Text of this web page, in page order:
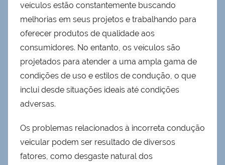
veículos estão constantemente buscando
melhorias em seus projetos e trabalhando para
oferecer produtos de qualidade aos
consumidores. No entanto, os veículos são
projetados para atender a uma ampla gama de
condições de uso e estilos de condução, o que
inclui desde situações ideais até condições
adversas.
Os problemas relacionados à incorreta condução
veicular podem ser resultado de diversos
fatores, como desgaste natural dos